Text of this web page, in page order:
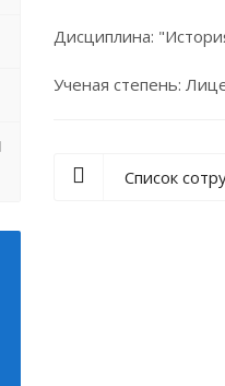
Дисциплина:
Ученая степень:
Список